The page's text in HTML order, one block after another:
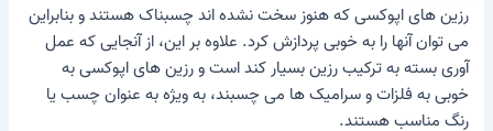
رزین های اپوکسی که هنوز سخت نشده اند چسبناک هستند و بنابراین
می توان آنها را به خوبی پردازش کرد. علاوه بر این، از آنجایی که عمل
آوری بسته به ترکیب رزین بسیار کند است و رزین های اپوکسی به
خوبی به فلزات و سرامیک ها می چسبند، به ویژه به عنوان چسب یا
رنگ مناسب هستند.